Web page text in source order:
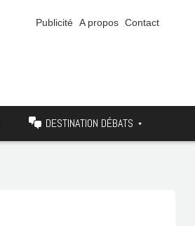
Publicité A propos Contact
DESTINATION DÉBATS